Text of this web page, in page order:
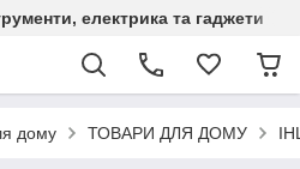
електрика та гаджети
дому ТОВАРИ ДЛЯ ДОМУ